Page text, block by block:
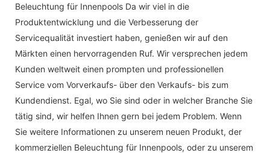
Beleuchtung für Innenpools Da wir viel in die
Produktentwicklung und die Verbesserung der
Servicequalität investiert haben, genießen wir auf den
Märkten einen hervorragenden Ruf. Wir versprechen jedem
Kunden weltweit einen prompten und professionellen
Service vom Vorverkaufs- über den Verkaufs- bis zum
Kundendienst. Egal, wo Sie sind oder in welcher Branche Sie
tätig sind, wir helfen Ihnen gern bei jedem Problem. Wenn
Sie weitere Informationen zu unserem neuen Produkt, der
kommerziellen Beleuchtung für Innenpools, oder zu unserem